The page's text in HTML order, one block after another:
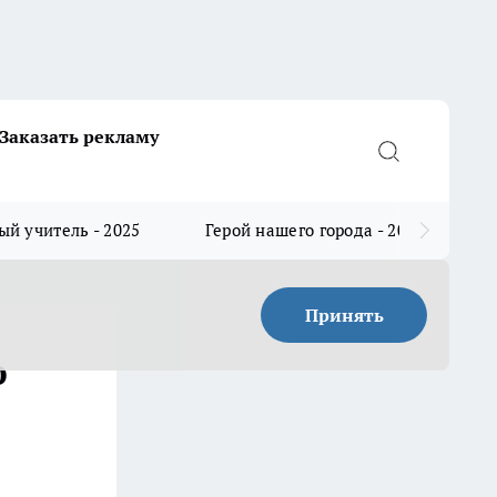
Заказать рекламу
учитель - 2025 Герой нашего города - 2025
Принять